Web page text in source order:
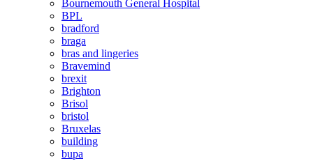
Bournemouth General Hospital
BPL
bradford
braga
bras and lingeries
Bravemind
brexit
Brighton
Brisol
bristol
Bruxelas
building
bupa